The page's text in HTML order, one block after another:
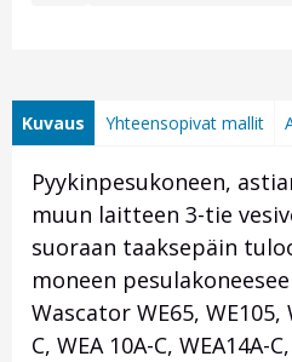
Kuvaus Yhteensopivat mallit
Pyykinpesukoneen,
muun laitteen 3-tie
suoraan taaksepäin
moneen
Wascator WE65, WE105,
C, WEA 10A-C, WEA14A-